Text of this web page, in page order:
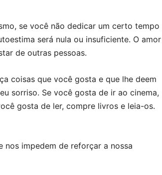
se você não dedicar um certo tempo
será nula ou insuficiente. O amor
de outras pessoas.
coisas que você gosta e que lhe deem
sorriso. Se você gosta de ir ao cinema,
gosta de ler, compre livros e leia-os.
nos impedem de reforçar a nossa